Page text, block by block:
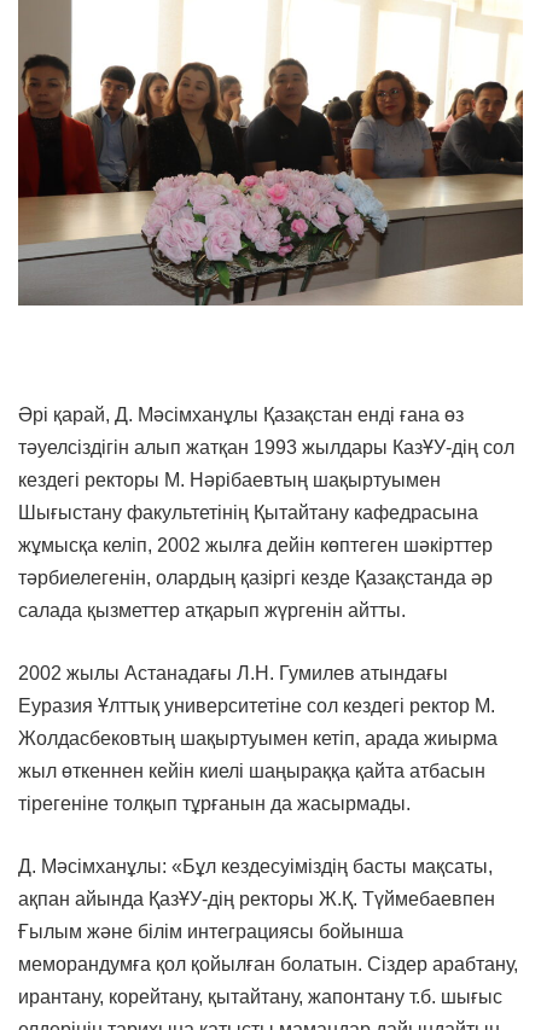
Әрі қарай, Д. Мәсімханұлы Қазақстан енді ғана өз
тәуелсіздігін алып жатқан 1993 жылдары КазҰУ-дің сол
кездегі ректоры М. Нәрібаевтың шақыртуымен
Шығыстану факультетінің Қытайтану кафедрасына
жұмысқа келіп, 2002 жылға дейін көптеген шәкірттер
тәрбиелегенін, олардың қазіргі кезде Қазақстанда әр
салада қызметтер атқарып жүргенін айтты.
2002 жылы Астанадағы Л.Н. Гумилев атындағы
Еуразия Ұлттық университетіне сол кездегі ректор М.
Жолдасбековтың шақыртуымен кетіп, арада жиырма
жыл өткеннен кейін киелі шаңыраққа қайта атбасын
тірегеніне толқып тұрғанын да жасырмады.
Д. Мәсімханұлы: «Бұл кездесуіміздің басты мақсаты,
ақпан айында ҚазҰУ-дің ректоры Ж.Қ. Түймебаевпен
Ғылым және білім интеграциясы бойынша
меморандумға қол қойылған болатын. Сіздер арабтану,
ирантану, корейтану, қытайтану, жапонтану т.б. шығыс